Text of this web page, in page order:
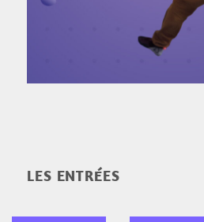
LES ENTRÉES